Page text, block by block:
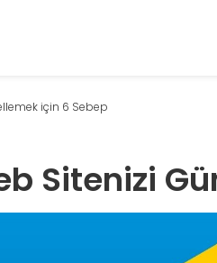
için 6 Sebep
Sitenizi